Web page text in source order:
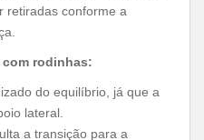
retiradas conforme a
rodinhas:
do equilíbrio, já que a
lateral.
a transição para a